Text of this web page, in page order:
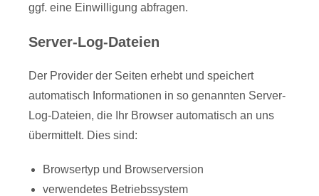
ggf. eine Einwilligung abfragen.
Server-Log-Dateien
Der Provider der Seiten erhebt und speichert
automatisch Informationen in so genannten Server-
Log-Dateien, die Ihr Browser automatisch an uns
übermittelt. Dies sind:
Browsertyp und Browserversion
verwendetes Betriebssystem